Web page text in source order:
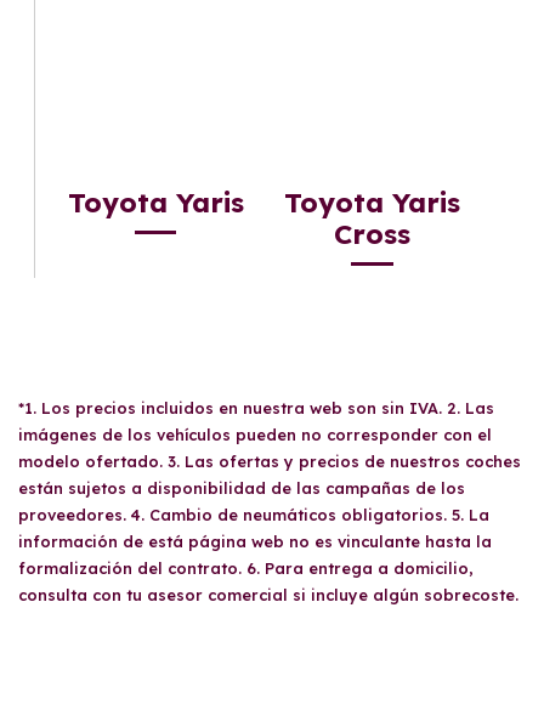
Toyota Yaris
Toyota Yaris
Cross
*1. Los precios incluidos en nuestra web son sin IVA. 2. Las
imágenes de los vehículos pueden no corresponder con el
modelo ofertado. 3. Las ofertas y precios de nuestros coches
están sujetos a disponibilidad de las campañas de los
proveedores. 4. Cambio de neumáticos obligatorios. 5. La
información de está página web no es vinculante hasta la
formalización del contrato. 6. Para entrega a domicilio,
consulta con tu asesor comercial si incluye algún sobrecoste.